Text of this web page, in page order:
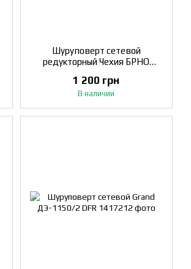
Шуруповерт сетевой
редукторный Чехия БРНО
Двухскоростной Редуктор
Реверс Подходит для
1 200 грн
В наличии